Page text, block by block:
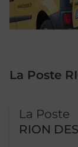
La Poste
La Poste
RION